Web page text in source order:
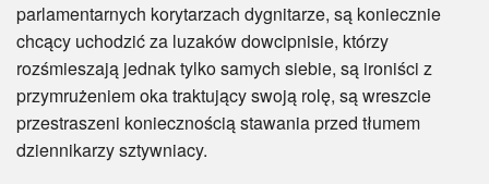
Zaproszenia
parlamentarnych korytarzach dygnitarze, są koniecznie
chcący uchodzić za luzaków dowcipnisie, którzy
rozśmieszają jednak tylko samych siebie, są ironiści z
przymrużeniem oka traktujący swoją rolę, są wreszcie
przestraszeni koniecznością stawania przed tłumem
dziennikarzy sztywniacy.